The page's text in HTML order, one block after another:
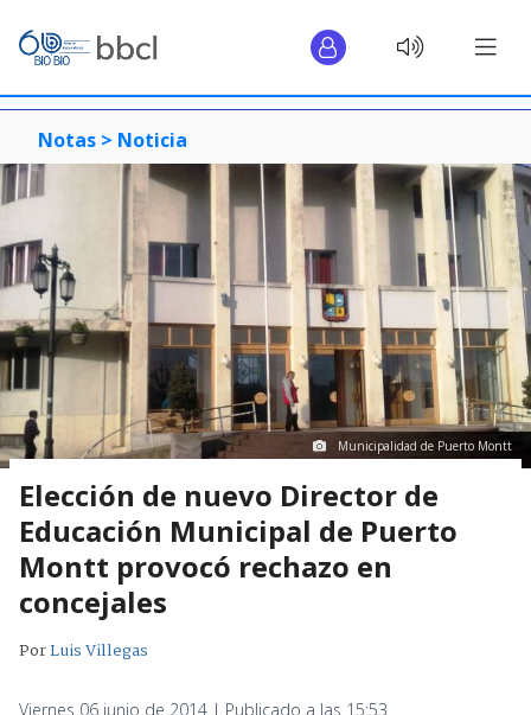
Notas > Noticia
Municipalidad de Puerto Montt
Elección de nuevo Director de
Educación Municipal de Puerto
Montt provocó rechazo en
concejales
PorLuis Villegas
Viernes 06 junio de 2014 | Publicado a las 15:53